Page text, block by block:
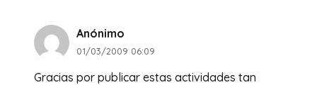
Anónimo
01/03/2009 06:09
Gracias por publicar estas actividades tan